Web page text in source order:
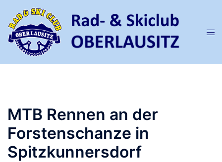
Inhalt
springen
MTB Rennen an der
Forstenschanze in
Spitzkunnersdorf